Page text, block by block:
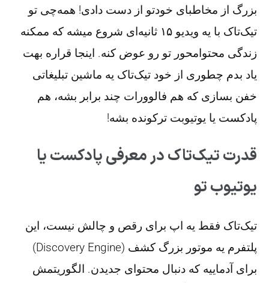
بزرگ از مخاطبای خودتو از دست دادی! همه‌چی تو
تیک‌تاک با یه ویدیو ۱۵ ثانیه‌ای شروع میشه که ممکنه
زندگی محتوامحور تو رو عوض کنه. اینجا قراره بهت
یاد بدم چطوری از خود تیک‌تاک یه ماشین تبلیغاتی
خفن بسازی که هم فالوورات چند برابر بشه، هم
پادکست یا یوتیوبت ترکونده بشه!
قدرت تیک‌تاک در معرفی پادکست یا
یوتیوب تو
تیک‌تاک فقط یه اپ برای رقص و چالش نیست، این
پلتفرم یه موتور بزرگ کشف (Discovery Engine)
برای آدماییه که دنبال محتوای جدیدن. الگوریتمش